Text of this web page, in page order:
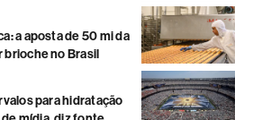
a aposta de 50 mi da
brioche no Brasil
para hidratação